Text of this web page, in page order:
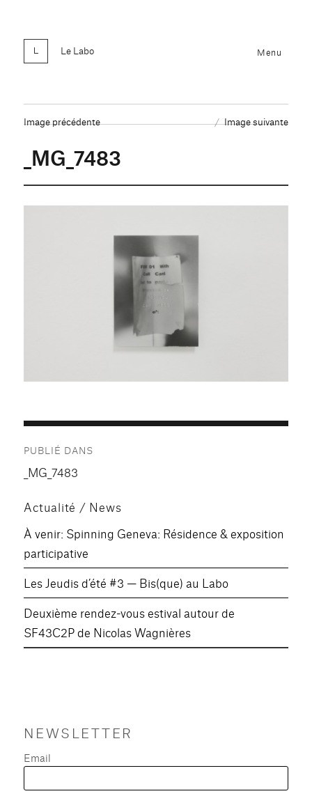
Le Labo Menu
Image précédente Image suivante
_MG_7483
de
PUBLIÉ DANS
_MG_7483
Actualité / News
À venir: Spinning Geneva: Résidence & exposition
participative
Les Jeudis d’été #3 — Bis(que) au Labo
Deuxième rendez-vous estival autour de
SF43C2P de Nicolas Wagnières
NEWSLETTER
Email